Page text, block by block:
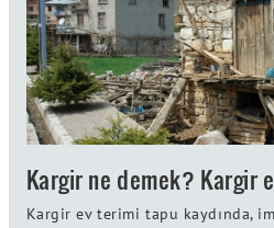
Kargir ne demek? Kargir
Kargir ev terimi tapu kaydında,